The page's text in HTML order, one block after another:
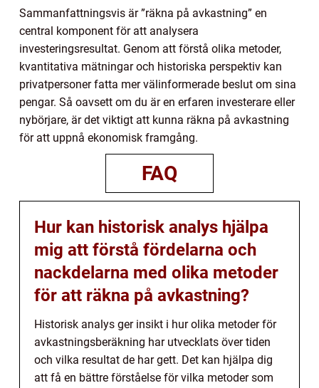
Sammanfattningsvis är ”räkna på avkastning” en
central komponent för att analysera
investeringsresultat. Genom att förstå olika metoder,
kvantitativa mätningar och historiska perspektiv kan
privatpersoner fatta mer välinformerade beslut om sina
pengar. Så oavsett om du är en erfaren investerare eller
nybörjare, är det viktigt att kunna räkna på avkastning
för att uppnå ekonomisk framgång.
FAQ
Hur kan historisk analys hjälpa
mig att förstå fördelarna och
nackdelarna med olika metoder
för att räkna på avkastning?
Historisk analys ger insikt i hur olika metoder för
avkastningsberäkning har utvecklats över tiden
och vilka resultat de har gett. Det kan hjälpa dig
att få en bättre förståelse för vilka metoder som